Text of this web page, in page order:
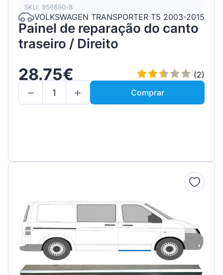
SKU: 956890-8
VOLKSWAGEN TRANSPORTER T5 2003-2015
Painel de reparação do canto
traseiro / Direito
28.75€
(2)
Comprar